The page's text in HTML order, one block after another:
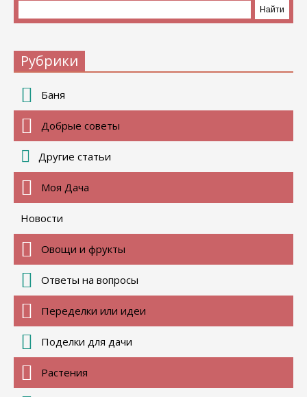
Рубрики
Баня
Добрые советы
Другие статьи
Моя Дача
Новости
Овощи и фрукты
Ответы на вопросы
Переделки или идеи
Поделки для дачи
Растения